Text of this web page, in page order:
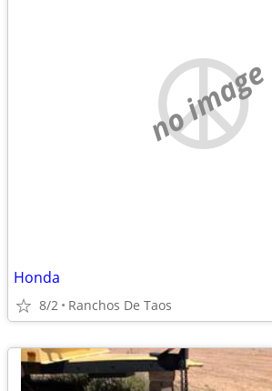
no image
Honda
8/2 Ranchos De Taos